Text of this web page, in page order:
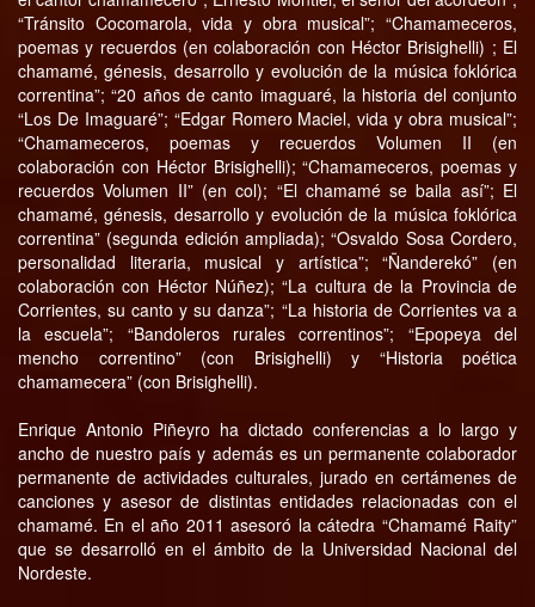
“Tránsito Cocomarola, vida y obra musical”; “Chamameceros,
poemas y recuerdos (en colaboración con Héctor Brisighelli) ; El
chamamé, génesis, desarrollo y evolución de la música foklórica
correntina”; “20 años de canto imaguaré, la historia del conjunto
“Los De Imaguaré”; “Edgar Romero Maciel, vida y obra musical”;
“Chamameceros, poemas y recuerdos Volumen II (en
colaboración con Héctor Brisighelli); “Chamameceros, poemas y
recuerdos Volumen II” (en col); “El chamamé se baila así”; El
chamamé, génesis, desarrollo y evolución de la música foklórica
correntina” (segunda edición ampliada); “Osvaldo Sosa Cordero,
personalidad literaria, musical y artística”; “Ñanderekó” (en
colaboración con Héctor Núñez); “La cultura de la Provincia de
Corrientes, su canto y su danza”; “La historia de Corrientes va a
la escuela”; “Bandoleros rurales correntinos”; “Epopeya del
mencho correntino” (con Brisighelli) y “Historia poética
chamamecera” (con Brisighelli).
Enrique Antonio Piñeyro ha dictado conferencias a lo largo y
ancho de nuestro país y además es un permanente colaborador
permanente de actividades culturales, jurado en certámenes de
canciones y asesor de distintas entidades relacionadas con el
chamamé. En el año 2011 asesoró la cátedra “Chamamé Raity”
que se desarrolló en el ámbito de la Universidad Nacional del
Nordeste.